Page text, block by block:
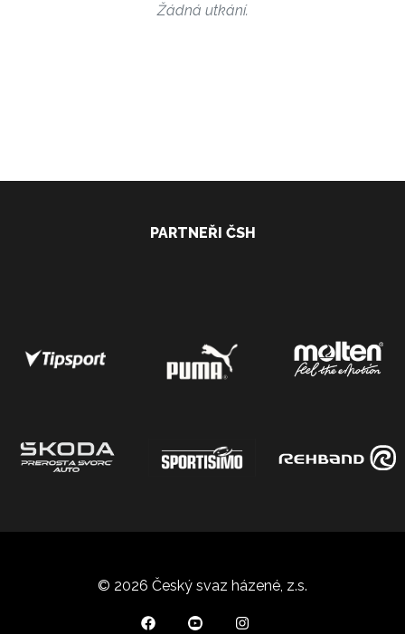
Žádná utkání.
PARTNEŘI ČSH
© 2026 Český svaz házené, z.s.